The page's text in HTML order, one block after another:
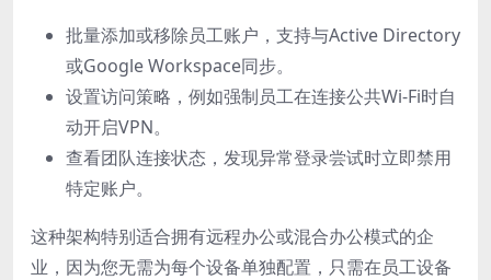
批量添加或移除员工账户，支持与Active Directory
或Google Workspace同步。
设置访问策略，例如强制员工在连接公共Wi-Fi时自
动开启VPN。
查看团队连接状态，发现异常登录尝试时立即禁用
特定账户。
这种架构特别适合拥有远程办公或混合办公模式的企
业，因为您无需为每个设备单独配置，只需在员工设备